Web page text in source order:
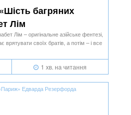
багряних
Лім
Лім – оригінальне азійське фентезі,
своїх братів, а потім – і все
1 хв. на читання